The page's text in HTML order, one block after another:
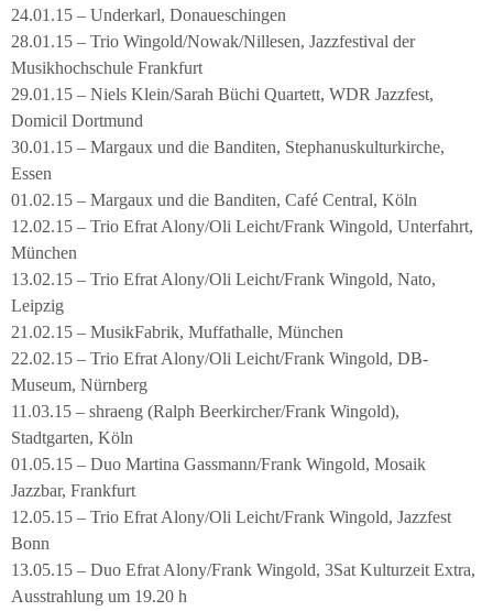
24.01.15 – Underkarl, Donaueschingen
28.01.15 – Trio Wingold/Nowak/Nillesen, Jazzfestival der
Musikhochschule Frankfurt
29.01.15 – Niels Klein/Sarah Büchi Quartett, WDR Jazzfest,
Domicil Dortmund
30.01.15 – Margaux und die Banditen, Stephanuskulturkirche,
Essen
01.02.15 – Margaux und die Banditen, Café Central, Köln
12.02.15 – Trio Efrat Alony/Oli Leicht/Frank Wingold, Unterfahrt,
München
13.02.15 – Trio Efrat Alony/Oli Leicht/Frank Wingold, Nato,
Leipzig
21.02.15 – MusikFabrik, Muffathalle, München
22.02.15 – Trio Efrat Alony/Oli Leicht/Frank Wingold, DB-
Museum, Nürnberg
11.03.15 – shraeng (Ralph Beerkircher/Frank Wingold),
Stadtgarten, Köln
01.05.15 – Duo Martina Gassmann/Frank Wingold, Mosaik
Jazzbar, Frankfurt
12.05.15 – Trio Efrat Alony/Oli Leicht/Frank Wingold, Jazzfest
Bonn
13.05.15 – Duo Efrat Alony/Frank Wingold, 3Sat Kulturzeit Extra,
Ausstrahlung um 19.20 h